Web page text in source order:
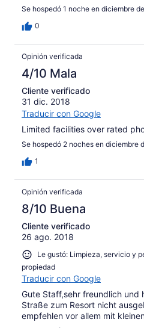
Se hospedó 1 noche en diciembre
0
Opinión verificada
4/10 Mala
Cliente verificado
31 dic. 2018
Traducir con Google
Limited facilities over rated
Se hospedó 2 noches en diciembre
1
Opinión verificada
8/10 Buena
Cliente verificado
26 ago. 2018
Le gustó: Limpieza, servicio y
propiedad
Traducir con Google
Gute Staff,sehr freundlich und
Straße zum Resort nicht
empfehlen vor allem mit